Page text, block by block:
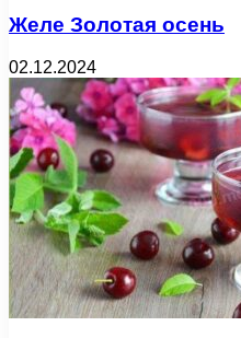
Желе Золотая осень
02.12.2024